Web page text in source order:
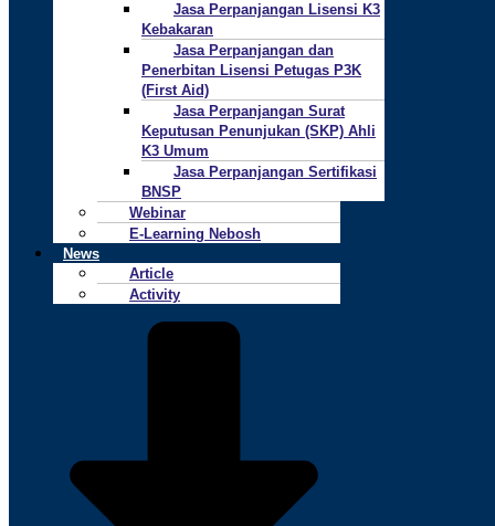
Jasa Perpanjangan Lisensi K3
Kebakaran
Jasa Perpanjangan dan
Penerbitan Lisensi Petugas P3K
(First Aid)
Jasa Perpanjangan Surat
Keputusan Penunjukan (SKP) Ahli
K3 Umum
Jasa Perpanjangan Sertifikasi
BNSP
Webinar
E-Learning Nebosh
News
Article
Activity